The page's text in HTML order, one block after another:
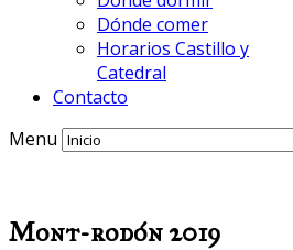
Dónde comer
Horarios Castillo y
Catedral
Contacto
Menu
Mont-rodón 2019